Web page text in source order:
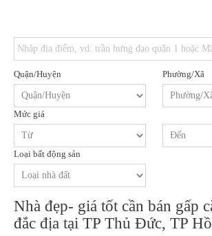
Quận/Huyện Phường/Xã
Mức giá
Loại bất động sản
Nhà đẹp- giá tốt cần bán gấp
đắc địa tại TP Thủ Đức, TP